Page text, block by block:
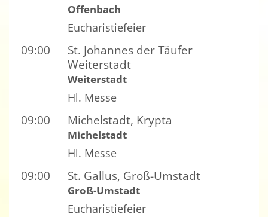
Offenbach
Eucharistiefeier
09:00
St. Johannes der Täufer
Weiterstadt
Weiterstadt
Hl. Messe
09:00 Michelstadt, Krypta
Michelstadt
Hl. Messe
09:00 St. Gallus, Groß-Umstadt
Groß-Umstadt
Eucharistiefeier